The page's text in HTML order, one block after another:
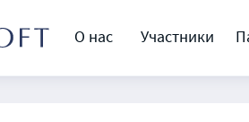
О нас Участники